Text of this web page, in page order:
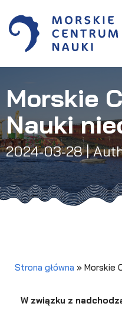
Morskie
Nauki
2024-03-28|
Strona główna » Morskie
W związku z